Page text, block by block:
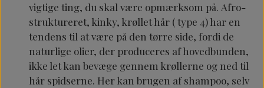
vigtige ting, du skal være opmærksom på. ​​Afro-
struktureret, kinky, krøllet hår ( type 4) har en
tendens til at være på den tørre side, fordi de
naturlige olier, der produceres af hovedbunden,
ikke let kan bevæge gennem krøllerne og ned til
hår spidserne. Her kan brugen af ​​shampoo, selv